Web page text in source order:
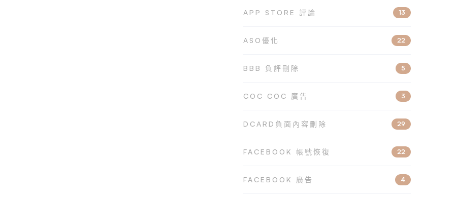
APP STORE 評論 13
ASO優化 22
BBB 負評刪除 5
COC COC 廣告 3
DCARD負面內容刪除 29
FACEBOOK 帳號恢復 22
FACEBOOK 廣告 4